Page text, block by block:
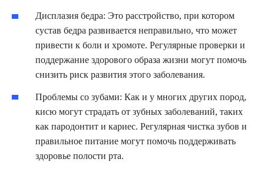
Дисплазия бедра: Это расстройство, при котором
сустав бедра развивается неправильно, что может
привести к боли и хромоте. Регулярные проверки и
поддержание здорового образа жизни могут помочь
снизить риск развития этого заболевания.
Проблемы со зубами: Как и у многих других пород,
кисю могут страдать от зубных заболеваний, таких
как пародонтит и кариес. Регулярная чистка зубов и
правильное питание могут помочь поддерживать
здоровье полости рта.